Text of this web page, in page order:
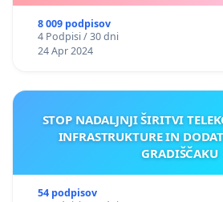
8 009 podpisov
4 Podpisi / 30 dni
24 Apr 2024
STOP NADALJNJI ŠIRITVI
INFRASTRUKTURE IN
GRADIŠČAKU
54 podpisov